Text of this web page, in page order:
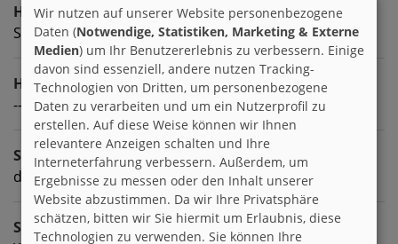
Hobbies
Schach, Geocaching, Minigolf
Homepage
---
Sprachen
deutsch englisch
Sternzeichen
Wir nutzen auf unserer Website personenbezogene
Daten (Notwendige, Statistiken, Marketing & Externe
Medien) um Ihr Benutzererlebnis zu verbessern. Einige
davon sind essenziell, andere nutzen Tracking-
Technologien von Dritten, um personenbezogene
Daten zu verarbeiten und um ein Nutzerprofil zu
erstellen. Auf diese Weise können wir Ihnen
relevantere Anzeigen schalten und Ihre
Interneterfahrung verbessern. Außerdem, um
Ergebnisse zu messen oder den Inhalt unserer
Website abzustimmen. Da wir Ihre Privatsphäre
schätzen, bitten wir Sie hiermit um Erlaubnis, diese
Technologien zu verwenden. Sie können Ihre